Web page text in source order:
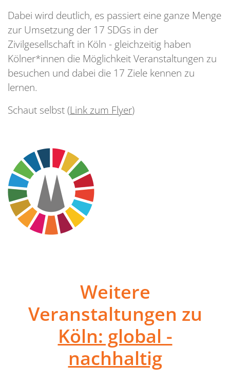
Dabei wird deutlich, es passiert eine ganze Menge
zur Umsetzung der 17 SDGs in der
Zivilgesellschaft in Köln - gleichzeitig haben
Kölner*innen die Möglichkeit Veranstaltungen zu
besuchen und dabei die 17 Ziele kennen zu
lernen.
Schaut selbst (Link zum Flyer)
Weitere
Veranstaltungen zu
Köln: global -
nachhaltig